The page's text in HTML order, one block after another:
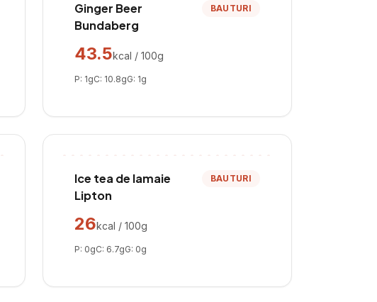
Ginger Beer
Bundaberg
BAUTURI
43.5kcal / 100g
P: 1gC: 10.8gG: 1g
Ice tea de lamaie
Lipton
BAUTURI
26kcal / 100g
P: 0gC: 6.7gG: 0g